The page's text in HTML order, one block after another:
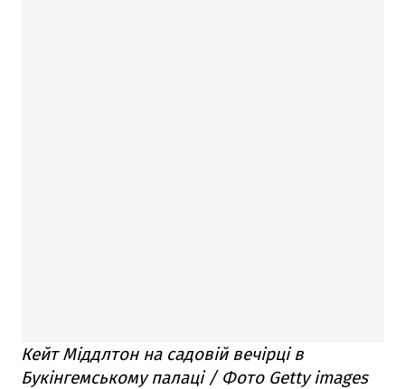
Кейт Міддлтон на садовій вечірці в
Букінгемському палаці / Фото Getty images